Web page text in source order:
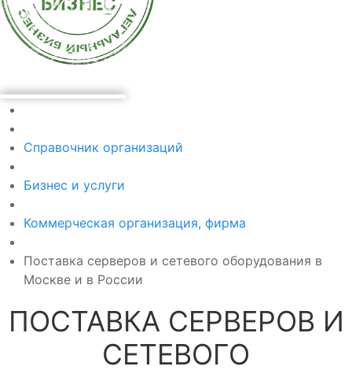
Справочник организаций
Бизнес и услуги
Коммерческая организация, фирма
Поставка серверов и сетевого оборудования в
Москве и в России
ПОСТАВКА СЕРВЕРОВ И
СЕТЕВОГО